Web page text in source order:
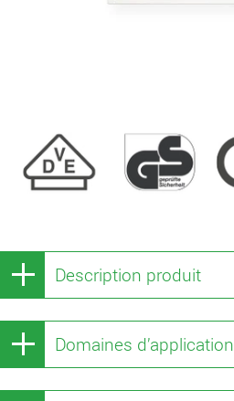
Description produit
Domaines d’application